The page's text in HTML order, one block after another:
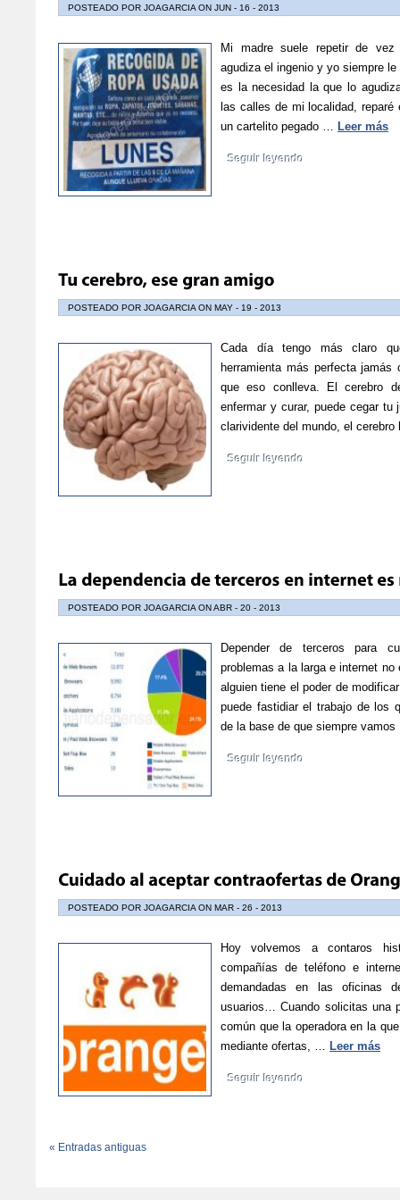
POSTEADO POR JOAGARCIA ON JUN - 16 - 2013
Mi madre suele repetir de
agudiza el ingenio y yo siempre
es la necesidad la que lo
las calles de mi localidad,
un cartelito pegado … Leer más
Seguir leyendo
POSTEADO POR JOAGARCIA ON MAY - 19 - 2013
Cada día tengo más claro
herramienta más perfecta
que eso conlleva. El cerebro
enfermar y curar, puede cegar
clarividente del mundo, el
Seguir leyendo
POSTEADO POR JOAGARCIA ON ABR - 20 - 2013
Depender de terceros para
problemas a la larga e internet
alguien tiene el poder de
puede fastidiar el trabajo de los
de la base de que siempre
Seguir leyendo
POSTEADO POR JOAGARCIA ON MAR - 26 - 2013
Hoy volvemos a contaros
compañías de teléfono e
demandadas en las oficinas
usuarios… Cuando solicitas una
común que la operadora en la
mediante ofertas, … Leer más
Seguir leyendo
« Entradas antiguas